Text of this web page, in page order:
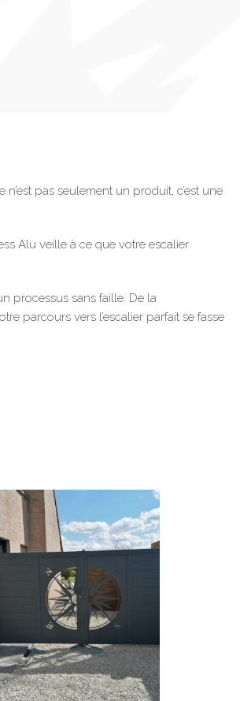
pas seulement un produit, c’est une
Alu veille à ce que votre escalier
processus sans faille. De la
parcours vers l’escalier parfait se fasse